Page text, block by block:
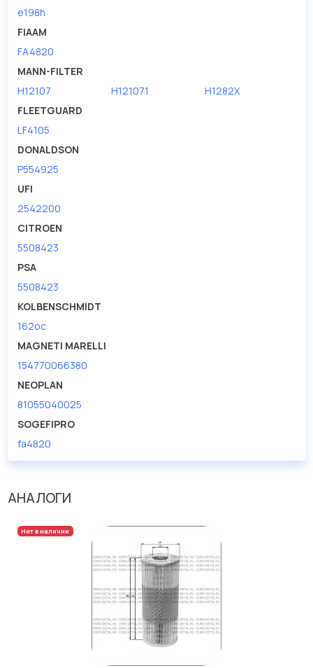
e198h
FIAAM
FA4820
MANN-FILTER
H12107
H121071
H1282X
FLEETGUARD
LF4105
DONALDSON
P554925
UFI
2542200
CITROEN
5508423
PSA
5508423
KOLBENSCHMIDT
162oc
MAGNETI MARELLI
154770066380
NEOPLAN
81055040025
SOGEFIPRO
fa4820
АНАЛОГИ
Нет в наличии